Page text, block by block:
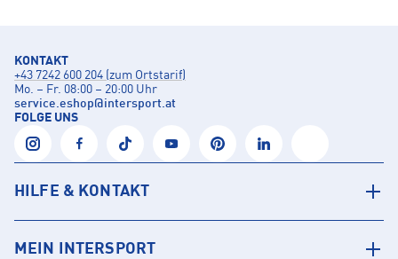
KONTAKT
+43 7242 600 204 (zum Ortstarif)
Mo. – Fr. 08:00 – 20:00 Uhr
service.eshop@intersport.at
FOLGE UNS
HILFE & KONTAKT
MEIN INTERSPORT